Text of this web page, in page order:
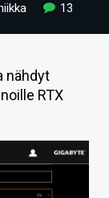
13
nähdyt
RTX